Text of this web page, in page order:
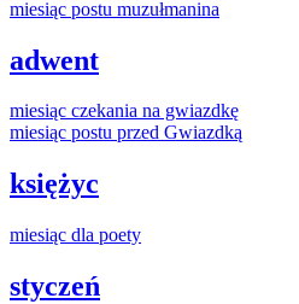
miesiąc postu muzułmanina
adwent
miesiąc czekania na gwiazdkę
miesiąc postu przed Gwiazdką
księżyc
miesiąc dla poety
styczeń